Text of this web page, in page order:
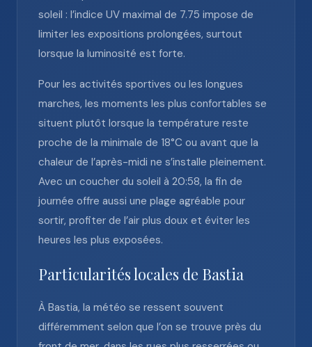
soleil : l’indice UV maximal de 7.75 impose de
limiter les expositions prolongées, surtout
lorsque la luminosité est forte.
Pour les activités sportives ou les longues
marches, les moments les plus confortables se
situent plutôt lorsque la température reste
proche de la minimale de 18°C ou avant que la
chaleur de l’après-midi ne s’installe pleinement.
Avec un coucher du soleil à 20:58, la fin de
journée offre aussi une plage agréable pour
sortir, profiter de l’air plus doux et éviter les
heures les plus exposées.
Particularités locales de Bastia
À Bastia, la météo se ressent souvent
différemment selon que l’on se trouve près du